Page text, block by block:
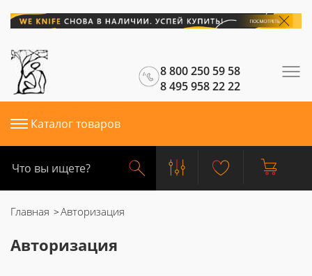
8 800 250 59 58
8 495 958 22 22
Каталог товаров
Главная Авторизация
Авторизация